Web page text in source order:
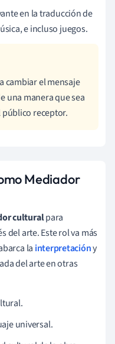
en la traducción de
e incluso juegos.
cambiar el mensaje
una manera que sea
público receptor.
Mediador
culturalpara
del arte. Este rol va más
la interpretacióny
del arte en otras
universal.